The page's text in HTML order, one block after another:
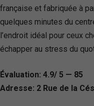
française et fabriquée à
quelques minutes du
l’endroit idéal pour ceux
échapper au stress du
Évaluation: 4.9/ 5 — 85
Adresse: 2 Rue de la